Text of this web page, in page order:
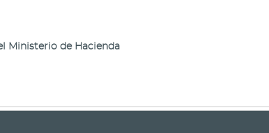
Ministerio de Hacienda